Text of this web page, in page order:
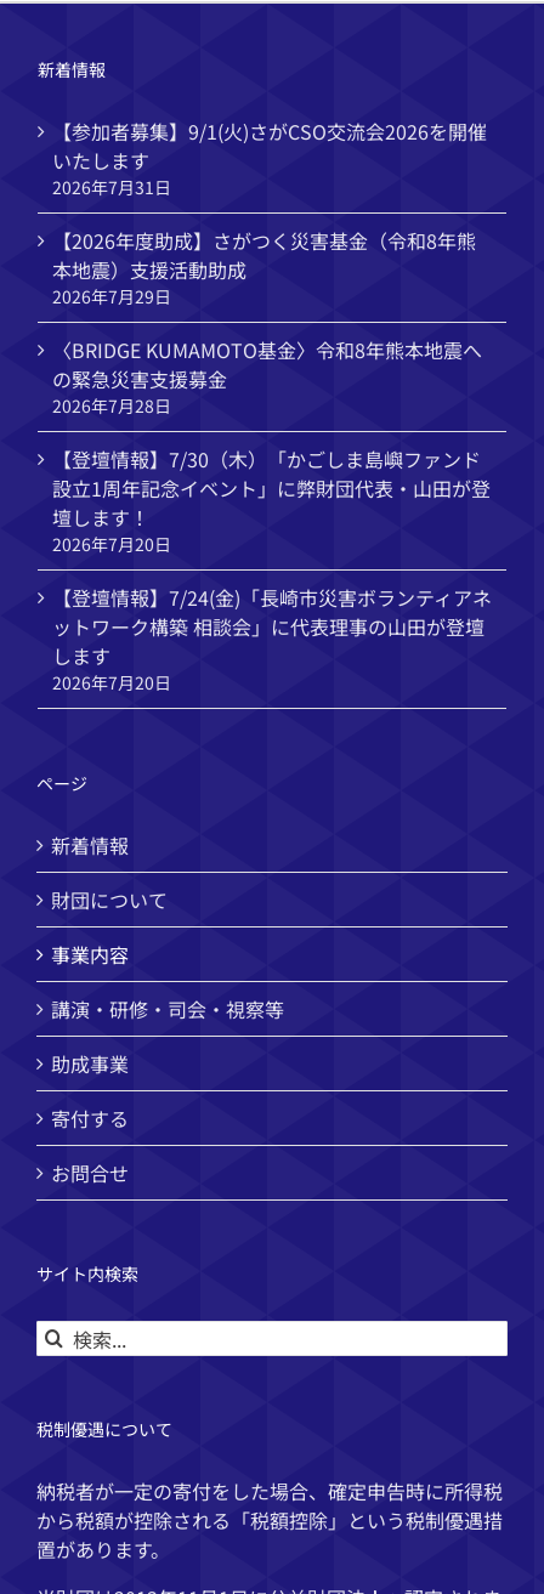
新着情報
【参加者募集】9/1(火)さがCSO交流会2026を開催
いたします
2026年7月31日
【2026年度助成】さがつく災害基金（令和8年熊
本地震）支援活動助成
2026年7月29日
〈BRIDGE KUMAMOTO基金〉令和8年熊本地震へ
の緊急災害支援募金
2026年7月28日
【登壇情報】7/30（木）「かごしま島嶼ファンド
設立1周年記念イベント」に弊財団代表・山田が登
壇します！
2026年7月20日
【登壇情報】7/24(金)「長崎市災害ボランティアネ
ットワーク構築 相談会」に代表理事の山田が登壇
します
2026年7月20日
ページ
新着情報
財団について
事業内容
講演・研修・司会・視察等
助成事業
寄付する
お問合せ
サイト内検索
検
索
税制優遇について
納税者が一定の寄付をした場合、確定申告時に所得税
から税額が控除される「税額控除」という税制優遇措
置があります。